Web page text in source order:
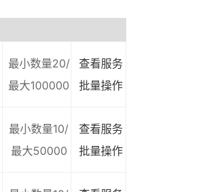
最小数量20/
最大100000
查看服务
批量操作
最小数量10/
最大50000
查看服务
批量操作